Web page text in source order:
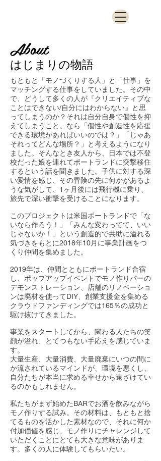
About
はじまりの物語
もともと「モノづくりする人」と「仕事」を
マッチングする仕事をしていました。その中
で、どうして多くの人が『クリエイティブな
ことはできない/自分にはわからない』と思
ってしまうのか？それは自分自身で個性を抑
えてしまうこと。なら「個性や創造性を応援
できる環境があればいいのでは？」「じゃあ
それってどんな場所？」と考えるようになり
ました。そんなとき友人から、日本では不登
校だった娘を連れてポートランドに突撃移住
するという話を聞きました。子供に対する深
い愛情を感じ、その冒険の先に何かがあるよ
うな気がして、1ヶ月後には飛行機に乗り、
旅先で深い衝撃を受けることになります。
このプロジェクトは米国ポートランドで「な
いなら作ろう！」「みんな変わってて、いい
じゃないか！」という創造的で共助に溢れる
気づきをもとに2018年10月に事業計画をつ
くり仲間を集めました。
2019年は、仲間とともにポートランド合宿
し、ポップアップイベントでモノ作りバーの
デモンストレーション、店舗のリノベーショ
ンは廃材を使ってDIY、創業支援金を集める
クラウドファンディングでは165％の成功と
駆け抜けてきました。
事業をスタートしてから、関わる人たちの笑
顔が溢れ、とてつもない手応えを感じていま
す。
​大量生産、大量消費、大量廃棄にいつの間に
か流されているマインドが、環境を悪くし、
自分たちが本当に求める幸せから遠ざけてい
るのかもしれません。
私たちがまず始めたBARでお酒を飲みながら
モノ作りする試み。その材料は、もともと捨
てるものを活かした素材なので、それに何か
付加価値を感じ、モノ作りにチャレンジして
いただくことにとても大きな意味がありま
す。多くの人に体験してもらいたい。